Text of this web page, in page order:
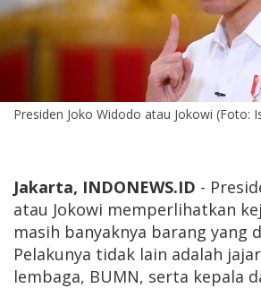
Presiden Joko Widodo atau Jokowi (Foto:
Jakarta, INDONEWS.ID -
atau Jokowi memperlihatkan
masih banyaknya barang yang
Pelakunya tidak lain adalah
lembaga, BUMN, serta kepala